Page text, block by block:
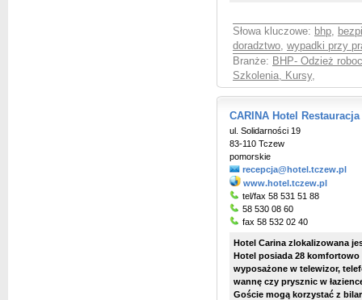
Słowa kluczowe: bhp,
doradztwo, wypadki przy
Branże: BHP- Odzież
Szkolenia, Kursy,
CARINA Hotel Restauracja
ul. Solidarności 19
83-110 Tczew
pomorskie
recepcja@hotel.tczew.pl
www.hotel.tczew.pl
tel/fax 58 531 51 88
58 530 08 60
fax 58 532 02 40
Hotel Carina zlokalizowana
Hotel posiada 28
wyposażone w telewizor,
wannę czy prysznic w
Goście mogą korzystać z